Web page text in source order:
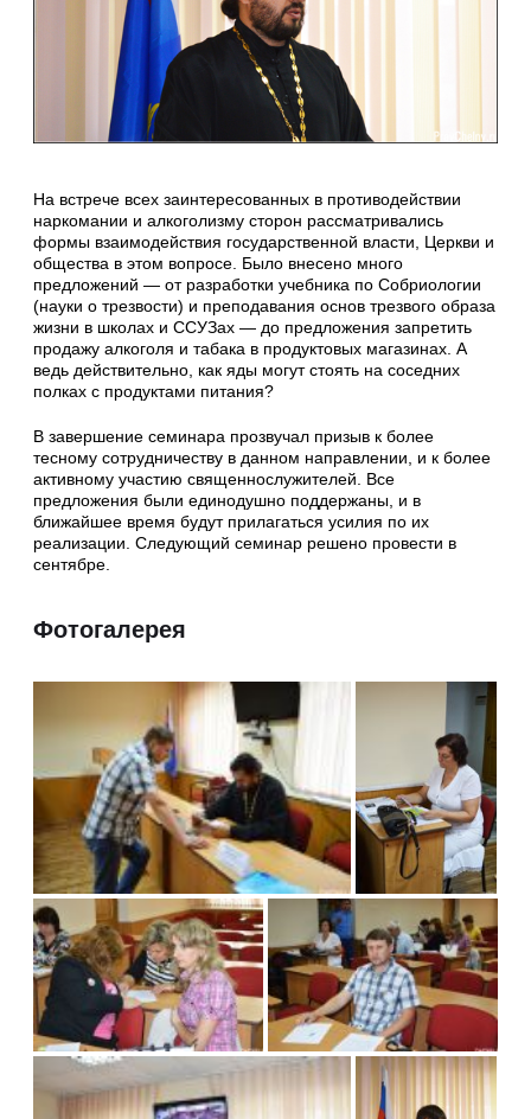
На встрече всех заинтересованных в противодействии
наркомании и алкоголизму сторон рассматривались
формы взаимодействия государственной власти, Церкви и
общества в этом вопросе. Было внесено много
предложений — от разработки учебника по Собриологии
(науки о трезвости) и преподавания основ трезвого образа
жизни в школах и ССУЗах — до предложения запретить
продажу алкоголя и табака в продуктовых магазинах. А
ведь действительно, как яды могут стоять на соседних
полках с продуктами питания?
В завершение семинара прозвучал призыв к более
тесному сотрудничеству в данном направлении, и к более
активному участию священнослужителей. Все
предложения были единодушно поддержаны, и в
ближайшее время будут прилагаться усилия по их
реализации. Следующий семинар решено провести в
сентябре.
Фотогалерея